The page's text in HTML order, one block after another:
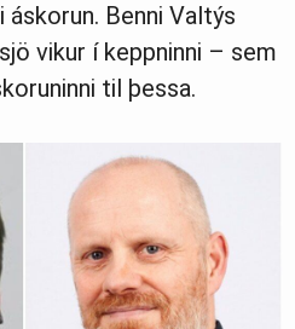
Benni Valtýs
vikur í keppninni – sem
til þessa.